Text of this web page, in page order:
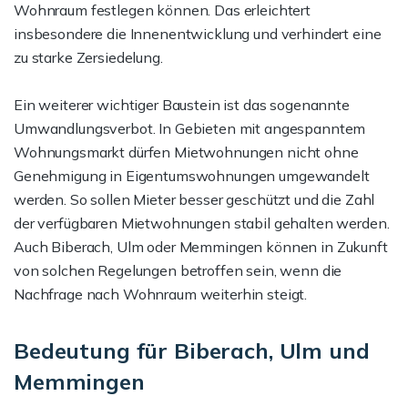
Wohnraum festlegen können. Das erleichtert
insbesondere die Innenentwicklung und verhindert eine
zu starke Zersiedelung.
Ein weiterer wichtiger Baustein ist das sogenannte
Umwandlungsverbot. In Gebieten mit angespanntem
Wohnungsmarkt dürfen Mietwohnungen nicht ohne
Genehmigung in Eigentumswohnungen umgewandelt
werden. So sollen Mieter besser geschützt und die Zahl
der verfügbaren Mietwohnungen stabil gehalten werden.
Auch Biberach, Ulm oder Memmingen können in Zukunft
von solchen Regelungen betroffen sein, wenn die
Nachfrage nach Wohnraum weiterhin steigt.
Bedeutung für Biberach, Ulm und
Memmingen